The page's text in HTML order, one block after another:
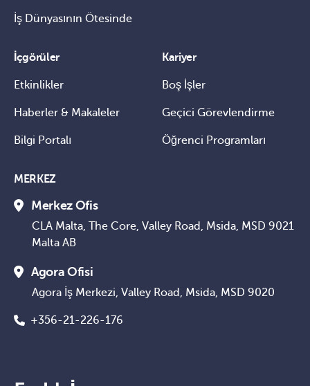
İş Dünyasının Ötesinde
İçgörüler
Etkinlikler
Haberler & Makaleler
Bilgi Portalı
Kariyer
Boş İşler
Geçici Görevlendirme
Öğrenci Programları
MERKEZ
Merkez Ofis
CLA Malta, The Core, Valley Road, Msida, MSD 9021
Malta AB
Agora Ofisi
Agora İş Merkezi, Valley Road, Msida, MSD 9020
+356-21-226-176